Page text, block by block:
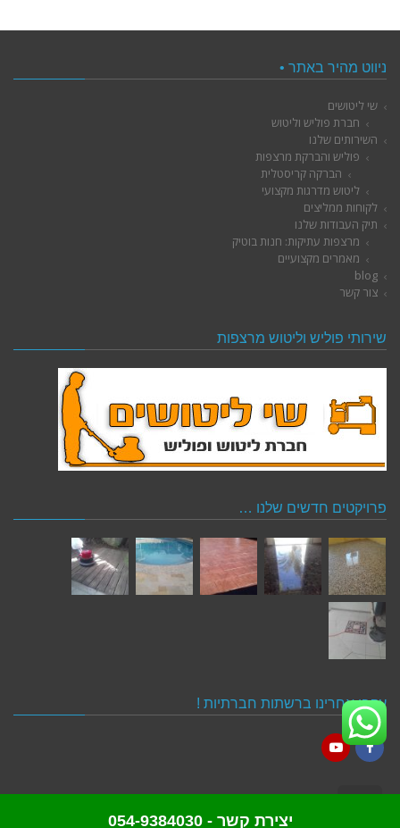
ניווט מהיר באתר •
שי ליטושים
חברת פוליש וליטוש
השירותים שלנו
פוליש והברקת מרצפות
הברקה קריסטלית
ליטוש מדרגות מקצועי
לקוחות ממליצים
תיק העבודות שלנו
מרצפות עתיקות: חנות בוטיק
מאמרים מקצועיים
blog
צור קשר
שירותי פוליש וליטוש מרצפות
פרויקטים חדשים שלנו …
עקבו אחרינו ברשתות חברתיות !
גלילהיצירת קשר - 054-9384030